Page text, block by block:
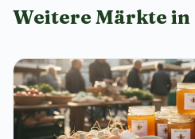
Weitere Märkte in